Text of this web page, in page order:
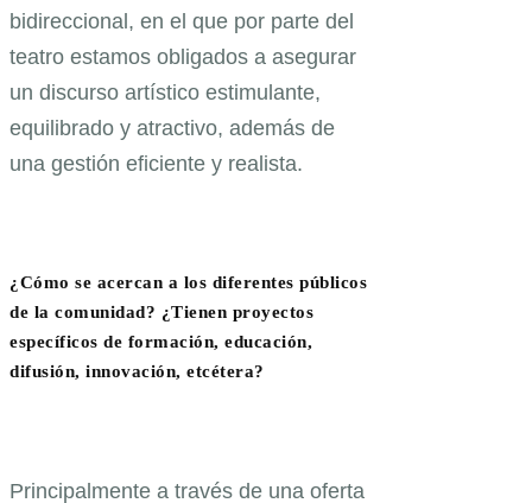
bidireccional, en el que por parte del
teatro estamos obligados a asegurar
un discurso artístico estimulante,
equilibrado y atractivo, además de
una gestión eficiente y realista.
¿Cómo se acercan a los diferentes públicos
de la comunidad? ¿Tienen proyectos
específicos de formación, educación,
difusión, innovación, etcétera?
Principalmente a través de una oferta